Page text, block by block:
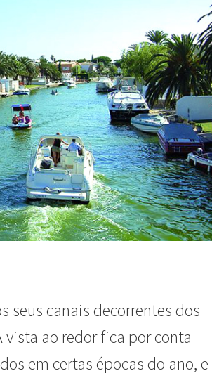
seus canais decorrentes dos
vista ao redor fica por conta
em certas épocas do ano, e